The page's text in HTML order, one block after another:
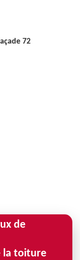
72
de
la toiture